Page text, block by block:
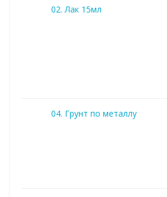
02. Лак 15мл
04. Грунт по металлу